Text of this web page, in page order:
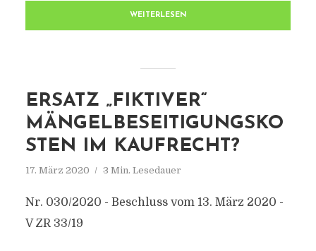
WEITERLESEN
ERSATZ „FIKTIVER“
MÄNGELBESEITIGUNGSKO
STEN IM KAUFRECHT?
17. März 2020 3 Min. Lesedauer
Nr. 030/2020 - Beschluss vom 13. März 2020 -
V ZR 33/19